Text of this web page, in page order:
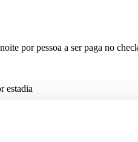
por pessoa a ser paga no
estadia